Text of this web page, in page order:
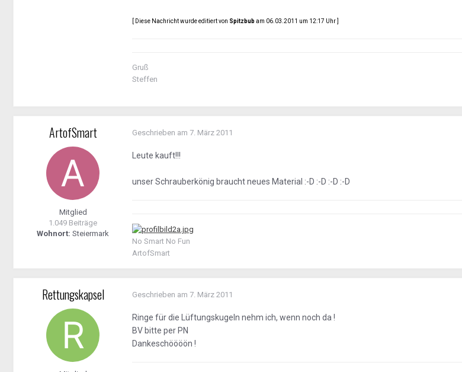
[ Diese Nachricht wurde editiert von Spitzbub am 06.03.2011 um 12:17 Uhr ]
Gruß
Steffen
ArtofSmart
Mitglied
1.049 Beiträge
Wohnort: Steiermark
Geschrieben am 7. März 2011
Leute kauft!!!
unser Schrauberkönig braucht neues Material :-D :-D :-D :-D
No Smart No Fun
ArtofSmart
Rettungskapsel Geschrieben am 7. März 2011
Ringe für die Lüftungskugeln nehm ich, wenn noch da !
BV bitte per PN
Dankeschöööön !